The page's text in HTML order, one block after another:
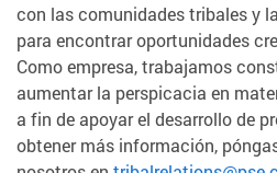
con las comunidades tribales y
para encontrar oportunidades
Como empresa, trabajamos
aumentar la perspicacia en
a fin de apoyar el desarrollo de
obtener más información,